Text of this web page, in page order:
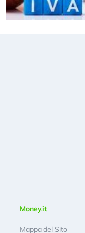
Money.it
Mappa del Sito